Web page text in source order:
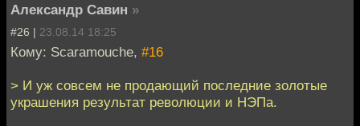
Александр Савин »
#26 | 23.08.14 18:25
Кому: Scaramouche, #16
> И уж совсем не продающий последние золотые
украшения результат революции и НЭПа.